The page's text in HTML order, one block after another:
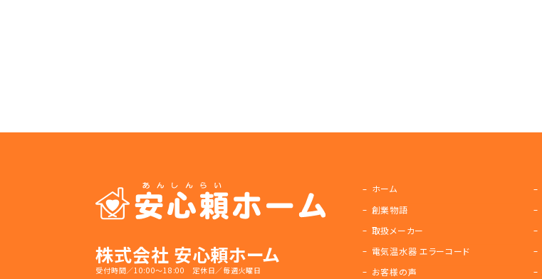
株式会社 安心頼ホーム
受付時間／10:00～18:00 定休日／毎週火曜日
ホーム
創業物語
取扱メーカー
電気温水器 エラーコード
お客様の声